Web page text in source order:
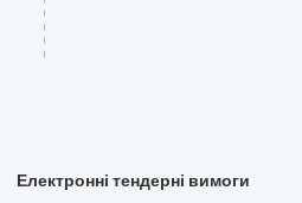
Електронні тендерні вимоги